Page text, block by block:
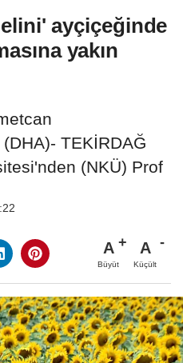
ayçiçeğinde
yakın
TEKİRDAĞ
(NKÜ) Prof
A
Büyüt
A
Küçült